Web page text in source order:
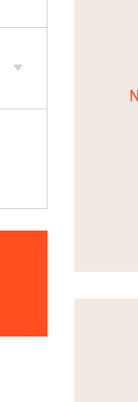
Une
Voir